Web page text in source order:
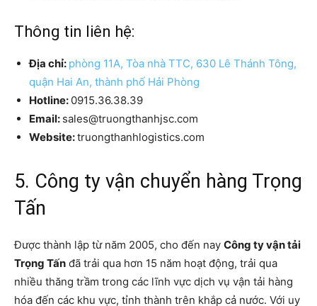
Thông tin liên hệ:
Địa chỉ: phòng 11A, Tòa nhà TTC, 630 Lê Thánh Tông,
quận Hai An, thành phố Hải Phòng
Hotline: 0915.36.38.39
Email: sales@truongthanhjsc.com
Website:truongthanhlogistics.com
5. Công ty vận chuyển hàng Trọng
Tấn
Được thành lập từ năm 2005, cho đến nay Công ty vận tải
Trọng Tấn đã trải qua hơn 15 năm hoạt động, trải qua
nhiều thăng trầm trong các lĩnh vực dịch vụ vận tải hàng
hóa đến các khu vực, tỉnh thành trên khắp cả nước. Với uy